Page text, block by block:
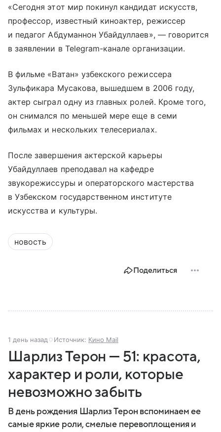
«Сегодня этот мир покинул кандидат искусств,
профессор, известный киноактер, режиссер
и педагог Абдуманнон Убайдуллаев», — говорится
в заявлении в Telegram-канале организации.
В фильме «Ватан» узбекского режиссера
Зульфикара Мусакова, вышедшем в 2006 году,
актер сыграл одну из главных ролей. Кроме того,
он снимался по меньшей мере еще в семи
фильмах и нескольких телесериалах.
После завершения актерской карьеры
Убайдуллаев преподавал на кафедре
звукорежиссуры и операторского мастерства
в Узбекском государственном институте
искусства и культуры.
новость
Поделиться
1 день назад Источник: Кино Mail
Шарлиз Терон — 51: красота,
характер и роли, которые
невозможно забыть
В день рождения Шарлиз Терон вспоминаем ее
самые яркие роли, смелые перевоплощения и